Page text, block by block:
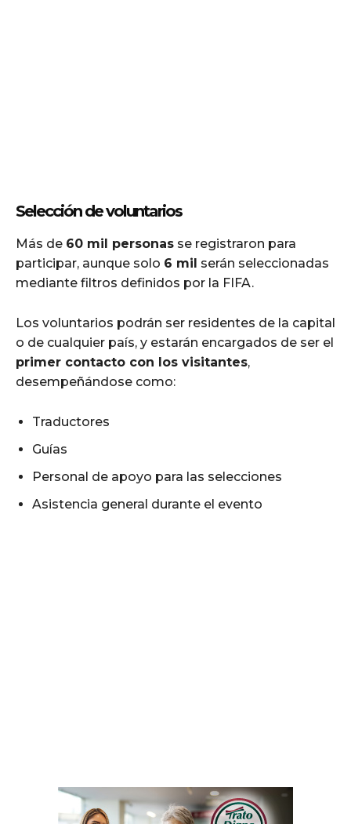
Selección de voluntarios
Más de 60 mil personas se registraron para
participar, aunque solo 6 mil serán seleccionadas
mediante filtros definidos por la FIFA.
Los voluntarios podrán ser residentes de la capital
o de cualquier país, y estarán encargados de ser el
primer contacto con los visitantes,
desempeñándose como:
Traductores
Guías
Personal de apoyo para las selecciones
Asistencia general durante el evento